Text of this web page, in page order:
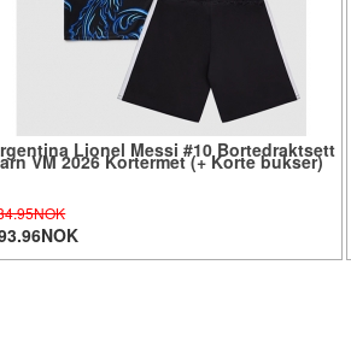
Lionel Messi #10 Bortedraktsett
VM 2026 Kortermet (+ Korte bukser)